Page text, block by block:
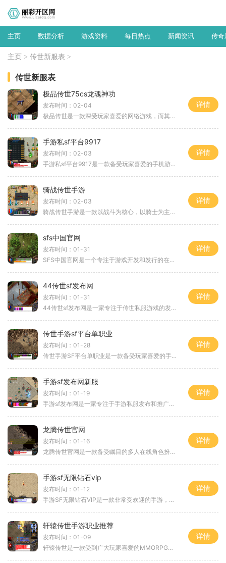
主页 数据分析 游戏资料 每日热点 新闻资讯 传奇
主页 > 传世新服表 >
传世新服表
极品传世75cs龙魂神功
发布时间：02-04
极品传世是一款深受玩家喜爱的网络游戏，而其中的龙魂神功则是游戏中备受瞩目的技能之一。龙魂神功是一种强大的战斗技能，可以帮助玩家取得更高的战斗力和竞争优势。玩家可以
详情
手游私sf平台9917
发布时间：02-03
手游私sf平台9917是一款备受玩家喜爱的手机游戏私服平台。该平台提供了许多热门的手机游戏私服版本，包括王者荣耀、绝地求生、穿越火线等。作为一个私服平台，9917致力于为玩家提
详情
骑战传世手游
发布时间：02-03
骑战传世手游是一款以战斗为核心，以骑士为主角的角色扮演类手机游戏。游戏以鲜明的画面风格、丰富的剧情和多样的玩法，吸引了众多玩家的关注。下面就来详细介绍一下这款游戏
详情
sfs中国官网
发布时间：01-31
SFS中国官网是一个专注于游戏开发和发行的在线平台，为玩家提供多样化的游戏选择。无论你是新手还是老玩家，SFS中国官网都能满足你的需求。你可以找到各种类型的游戏，从冒险、
详情
44传世sf发布网
发布时间：01-31
44传世sf发布网是一家专注于传世私服游戏的发布和推广的网站。作为传世私服游戏爱好者的不二选择，该网站提供了大量的游戏资源和最新的游戏资讯，为广大玩家带来了丰富多彩的游
详情
传世手游sf平台单职业
发布时间：01-28
传世手游SF平台单职业是一款备受玩家喜爱的手游，以独特的玩法和精彩的游戏内容吸引了大量的玩家。在这个游戏中，玩家可以选择不同的职业并展开冒险，体验刺激的战斗和丰富的游
详情
手游sf发布网新服
发布时间：01-19
手游sf发布网是一家专注于手游私服发布和推广的网站，为广大手游爱好者提供了一个便捷的获取最新游戏版本信息和加入新开服的平台。在手游sf发布网上，玩家可以轻松了解到各类热
详情
龙腾传世官网
发布时间：01-16
龙腾传世官网是一款备受瞩目的多人在线角色扮演游戏。游戏继承了传世经典玩法的特点，以精美绝伦的画面、丰富多样的职业体系和刺激激情的战斗内容，吸引了大批玩家的关注和喜
详情
手游sf无限钻石vip
发布时间：01-12
手游SF无限钻石VIP是一款非常受欢迎的手游，，玩家可以享受到无限钻石和VIP特权。这款游戏的玩法多样，内容丰富，让玩家可以在虚拟的游戏世界中尽情畅玩。手游SF无限钻石VIP拥有精
详情
轩辕传世手游职业推荐
发布时间：01-09
轩辕传世是一款受到广大玩家喜爱的MMORPG手游，，玩家可以选择不同职业进行冒险。今天，我们来为大家介绍一下轩辕传世手游中的职业推荐，希望能够帮助到各位玩家选择适合自己的
详情